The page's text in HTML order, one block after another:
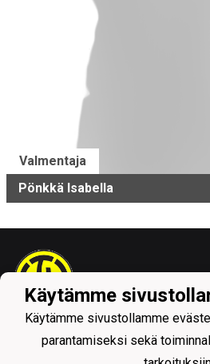
Valmentaja
Pönkkä Isabella
Tietosuojaseloste
Käytämme
Käytämme sivustollamme
parantamiseksi sekä